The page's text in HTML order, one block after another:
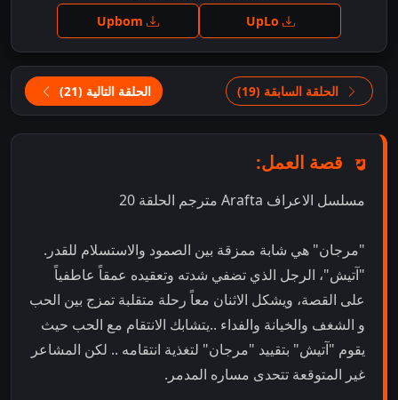
الحلقة السابقة (19) الحلقة التالية (21)
قصة العمل:
مسلسل الاعراف Arafta مترجم الحلقة 20
"مرجان" هي شابة ممزقة بين الصمود والاستسلام للقدر.
"آتيش"، الرجل الذي تضفي شدته وتعقيده عمقاً عاطفياً
على القصة، ويشكل الاثنان معاً رحلة متقلبة تمزج بين الحب
و الشغف والخيانة والفداء ..يتشابك الانتقام مع الحب حيث
يقوم "آتيش" بتقييد "مرجان" لتغذية انتقامه .. لكن المشاعر
غير المتوقعة تتحدى مساره المدمر.